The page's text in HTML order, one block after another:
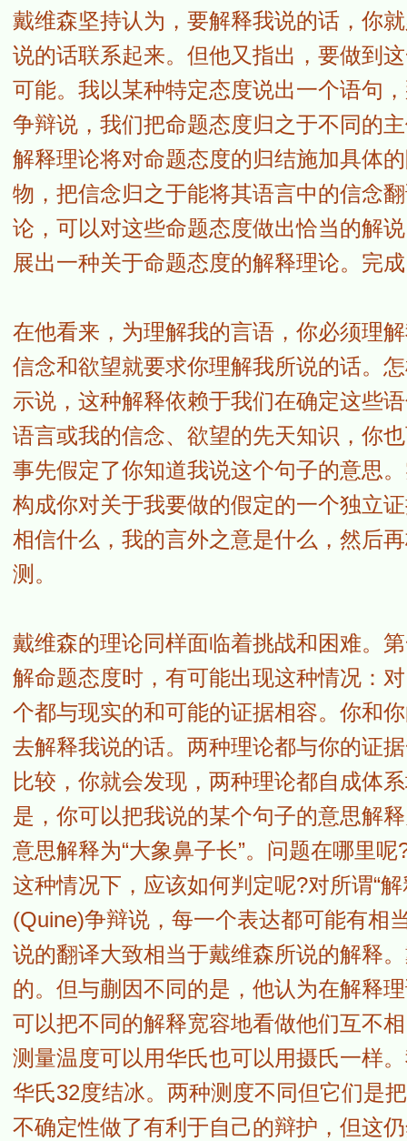
戴维森坚持认为，要解释我说的话，你
说的话联系起来。但他又指出，要做到
可能。我以某种特定态度说出一个语句
争辩说，我们把命题态度归之于不同的
解释理论将对命题态度的归结施加具体
物，把信念归之于能将其语言中的信念
论，可以对这些命题态度做出恰当的解
展出一种关于命题态度的解释理论。完
在他看来，为理解我的言语，你必须理
信念和欲望就要求你理解我所说的话。
示说，这种解释依赖于我们在确定这些
语言或我的信念、欲望的先天知识，你
事先假定了你知道我说这个句子的意思
构成你对关于我要做的假定的一个独立
相信什么，我的言外之意是什么，然后
测。
戴维森的理论同样面临着挑战和困难。
解命题态度时，有可能出现这种情况：
个都与现实的和可能的证据相容。你和
去解释我说的话。两种理论都与你的证
比较，你就会发现，两种理论都自成体
是，你可以把我说的某个句子的意思解
意思解释为“大象鼻子长”。问题在哪里
这种情况下，应该如何判定呢?对所谓“
(Quine)争辩说，每一个表达都可能有相
说的翻译大致相当于戴维森所说的解释
的。但与蒯因不同的是，他认为在解释
可以把不同的解释宽容地看做他们互不
测量温度可以用华氏也可以用摄氏一样
华氏32度结冰。两种测度不同但它们是
不确定性做了有利于自己的辩护，但这